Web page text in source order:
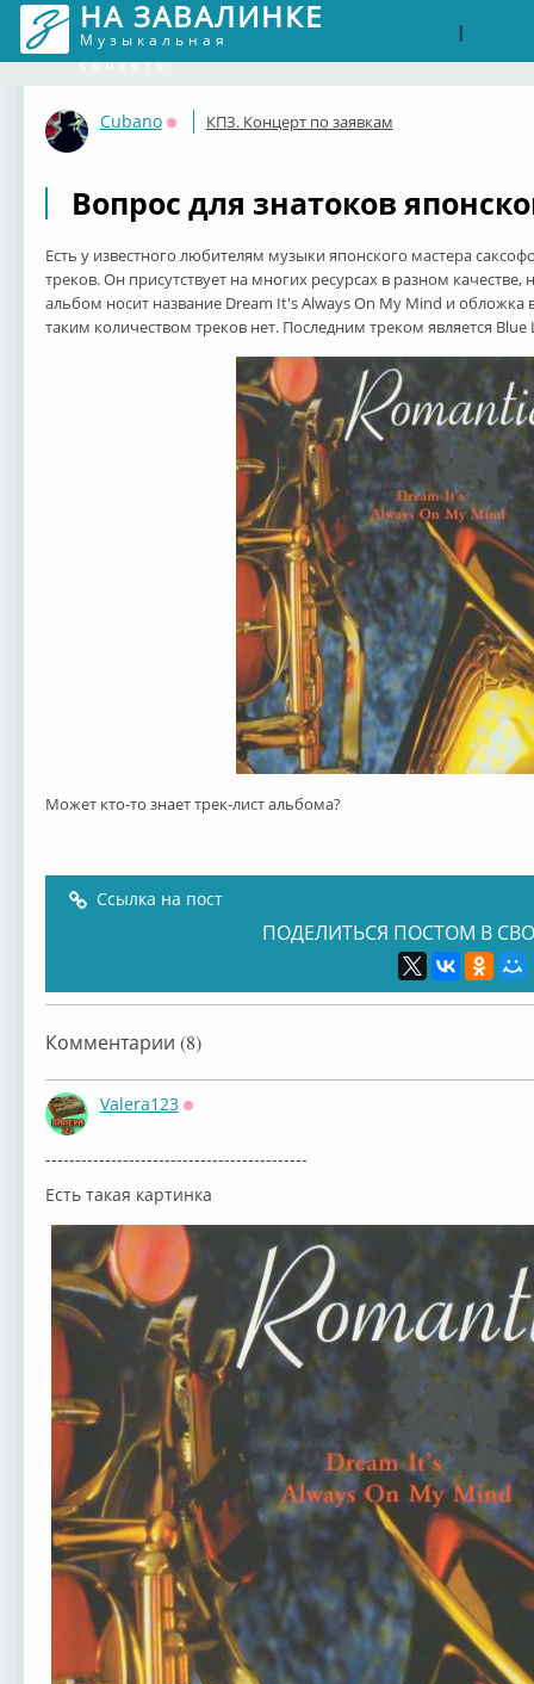
НА ЗАВАЛИНКЕ
Музыкальная
соцсеть
|
Cubano
Оффлайн
КПЗ. Концерт по заявкам
Вопрос для знатоков
Есть у известного любителям музыки японского мастера
треков. Он присутствует на многих ресурсах в разном
альбом носит название Dream It's Always On My Mind и обложка
таким количеством треков нет. Последним треком является Blue
Может кто-то знает трек-лист альбома?
Ссылка на пост
ПОДЕЛИТЬСЯ ПОСТОМ В
Комментарии (8)
Valera123
--------------------------------------------
Есть такая картинка